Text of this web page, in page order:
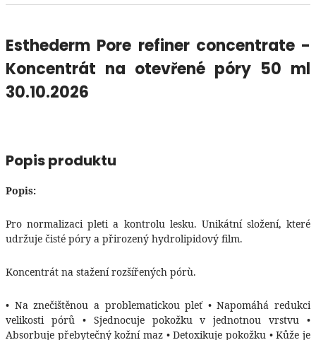
Esthederm Pore refiner concentrate -
Koncentrát na otevřené póry 50 ml
30.10.2026
Popis produktu
Popis:
Pro normalizaci pleti a kontrolu lesku. Unikátní složení, které
udržuje čisté póry a přirozený hydrolipidový film.
Koncentrát na stažení rozšířených pórù.
• Na znečištěnou a problematickou pleť • Napomáhá redukci
velikosti pórů • Sjednocuje pokožku v jednotnou vrstvu •
Absorbuje přebytečný kožní maz • Detoxikuje pokožku • Kůže je